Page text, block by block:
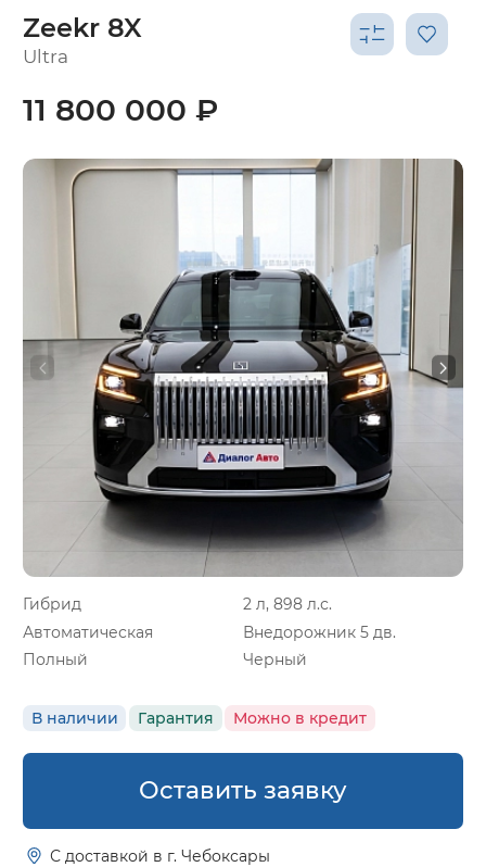
Zeekr 8X
Ultra
Гибрид
2 л, 898 л.с.
Автоматическая
Внедорожник 5 дв.
Полный
Черный
В наличии Гарантия Можно в кредит
11 800 000 ₽
Оставить заявку
С доставкой в г. Чебоксары